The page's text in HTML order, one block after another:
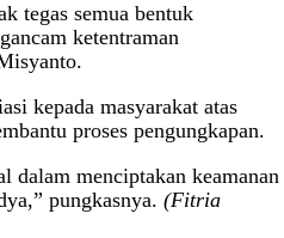
tegas semua bentuk
ketentraman
kepada masyarakat atas
proses pengungkapan.
dalam menciptakan keamanan
pungkasnya. (Fitria